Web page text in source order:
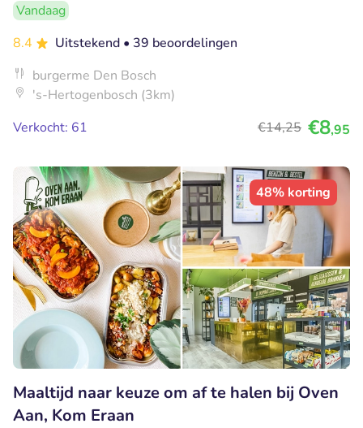
Vandaag
8.4
Uitstekend • 39 beoordelingen
burgerme Den Bosch
's-Hertogenbosch (3km)
Verkocht: 61
€14,25 €8,95
48% korting
Maaltijd naar keuze om af te halen bij Oven
Aan, Kom Eraan